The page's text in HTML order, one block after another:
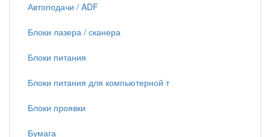
Автоподачи / ADF
Блоки лазера / сканера
Блоки питания
Блоки питания для компьютерной т
Блоки проявки
Бумага